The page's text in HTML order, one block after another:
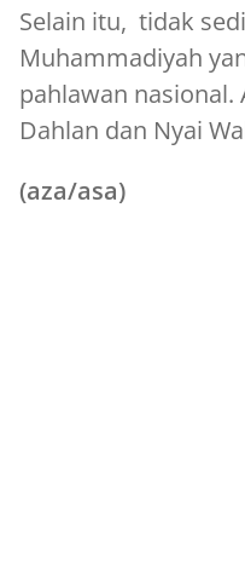
Selain itu, tidak
Muhammadiyah
pahlawan nasional.
Dahlan dan Nyai
(aza/asa)